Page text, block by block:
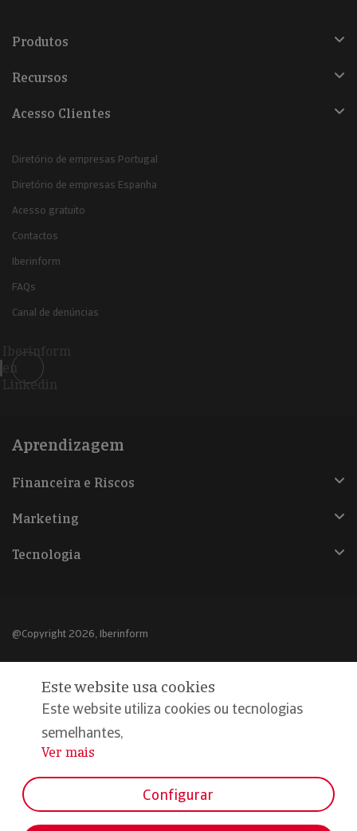
Produtos
Recursos
Acesso Clientes
Diretório de empresas Portugal
Diretório de empresas Espanha
Acesso gratuito
Contactos
Iberinform
FAQs
Canal de denúncias
Iberinform
en
Linkedin
Aprendizagem
Financeira e Riscos
Marketing
Tecnologia
@Copyright 2026, Iberinform
Declaração de privacidade
Compromisso qualidade e segurança
Este website usa cookies
Este website utiliza cookies ou tecnologias
semelhantes,
...
Ver mais
Configurar